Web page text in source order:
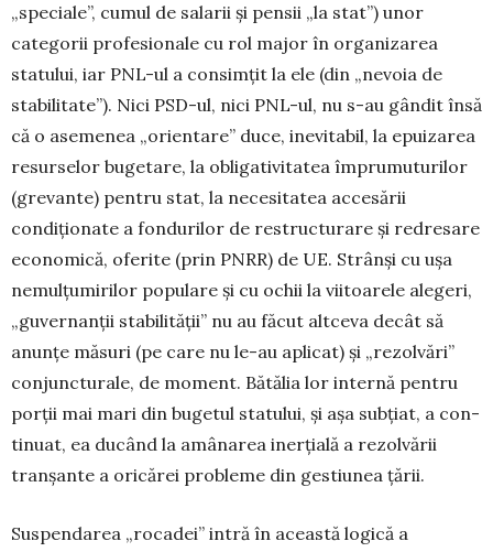
„speciale”, cumul de salarii și pensii „la stat”) unor
categorii profe­sionale cu rol major în organizarea
statului, iar PNL-ul a consimţit la ele (din „nevoia de
stabi­litate”). Nici PSD-ul, nici PNL-ul, nu s-au gândit însă
că o asemenea „orientare” duce, inevitabil, la epui­zarea
resurselor bugetare, la obligativitatea îm­prumuturilor
(grevante) pentru stat, la necesi­tatea accesării
condiţionate a fondurilor de restruc­turare și redresare
economică, oferite (prin PNRR) de UE. Strânşi cu uşa
nemulţumirilor popu­lare și cu ochii la viitoarele alegeri,
„guvernanţii stabi­lității” nu au făcut altceva decât să
anunţe măsuri (pe care nu le-au aplicat) și „rezolvări”
conjunc­turale, de moment. Bătălia lor internă pentru
porţii mai mari din bugetul statului, și aşa subţiat, a con­
tinuat, ea ducând la amânarea inerţială a rezolvării
tranşante a oricărei probleme din gestiunea țării.
Suspendarea „rocadei” intră în această logică a